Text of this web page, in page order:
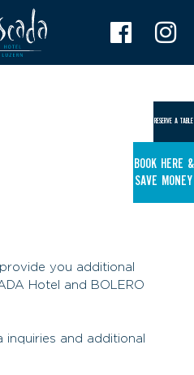
RESERVE A TABLE
BOOK HERE &
SAVE MONEY
you additional
Hotel and BOLERO
and additional